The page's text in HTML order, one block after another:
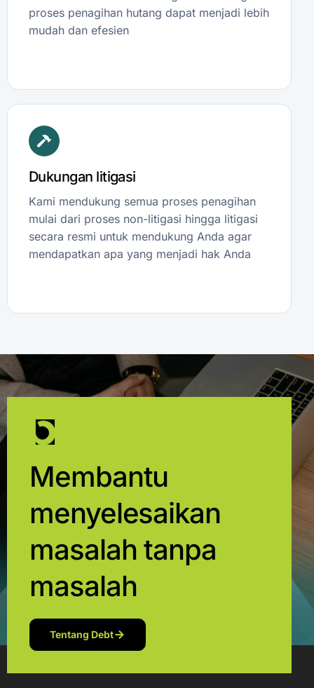
proses penagihan hutang dapat menjadi lebih
mudah dan efesien
Dukungan litigasi
Kami mendukung semua proses penagihan
mulai dari proses non-litigasi hingga litigasi
secara resmi untuk mendukung Anda agar
mendapatkan apa yang menjadi hak Anda
Membantu
menyelesaikan
masalah tanpa
masalah
Tentang Debt